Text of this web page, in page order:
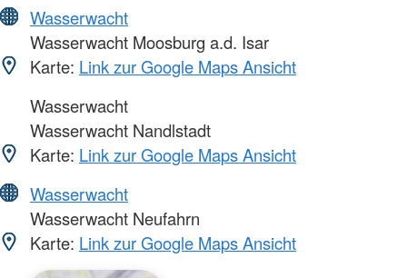
Wasserwacht
Wasserwacht Moosburg a.d. Isar
Karte: Link zur Google Maps Ansicht
Wasserwacht
Wasserwacht Nandlstadt
Karte: Link zur Google Maps Ansicht
Wasserwacht
Wasserwacht Neufahrn
Karte: Link zur Google Maps Ansicht